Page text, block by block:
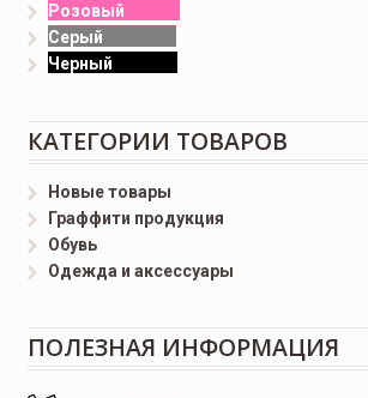
Розовый
Серый
Черный
КАТЕГОРИИ ТОВАРОВ
Новые товары
Граффити продукция
Обувь
Одежда и аксессуары
ПОЛЕЗНАЯ ИНФОРМАЦИЯ